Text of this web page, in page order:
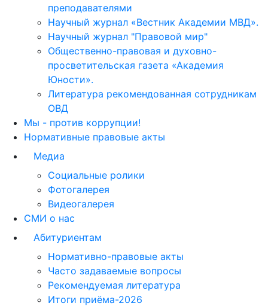
преподавателями
Научный журнал «Вестник Академии МВД».
Научный журнал "Правовой мир"
Общественно-правовая и духовно-
просветительская газета «Академия
Юности».
Литература рекомендованная сотрудникам
ОВД
Мы - против коррупции!
Нормативные правовые акты
Медиа
Социальные ролики
Фотогалерея
Видеогалерея
СМИ о нас
Абитуриентам
Нормативно-правовые акты
Часто задаваемые вопросы
Рекомендуемая литература
Итоги приёма-2026